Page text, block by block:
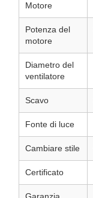
Motore
Potenza del
motore
Diametro del
ventilatore
Scavo
Fonte di luce
Cambiare stile
Certificato